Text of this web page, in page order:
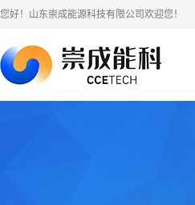
您好！山东崇成能源科技有限公司欢迎您！